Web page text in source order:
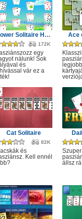
Flower Solitaire HTML
172K
egy
nálunk! Sok
és
vár ez a
Ace
Cat Solitaire
82K
és
Kell ennél
állsz